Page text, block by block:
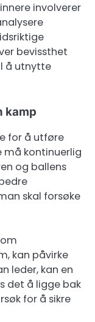
involverer
bevissthet
å utnytte
kamp
for å utføre
må kontinuerlig
og ballens
skal forsøke
kan påvirke
leder, kan en
det å ligge bak
for å sikre